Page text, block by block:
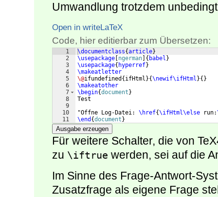
Umwandlung trotzdem
Open in writeLaTeX
Code, hier editierbar zum Übersetzen:
1
2
3
4
5
6
7
8
9
10
11
\documentclass{article}
\usepackage ngerman { babel }
\usepackage{ hyperref}
\makeatletter
\@ifundefined { ifHtml }{\newif\ifHtml }{ }
\makeatother
\begin{document }
Test
"Offne Log-Datei: \href{\ifHtml\else run:
\end {document }
Ausgabe erzeugen
Für weitere Schalter, die von
zu \iftrue werden, sei auf die
Im Sinne des Frage-Antwort-
Zusatzfrage als eigene Frage